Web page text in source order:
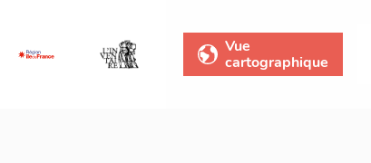
Vue
cartographique